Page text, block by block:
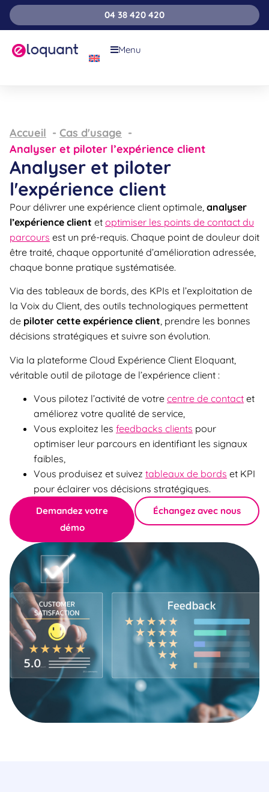
04 38 420 420
Menu
Accueil
Cas d'usage
Analyser et piloter l’expérience client
Analyser et piloter
l'expérience client
Pour délivrer une expérience client optimale, analyser
l’expérience client et optimiser les points de contact du
parcours est un pré-requis. Chaque point de douleur doit
être traité, chaque opportunité d’amélioration adressée,
chaque bonne pratique systématisée.
Via des tableaux de bords, des KPIs et l’exploitation de
la Voix du Client, des outils technologiques permettent
de piloter cette expérience client, prendre les bonnes
décisions stratégiques et suivre son évolution.
Via la plateforme Cloud Expérience Client Eloquant,
véritable outil de pilotage de l’expérience client :
Vous pilotez l’activité de votre centre de contact et
améliorez votre qualité de service,
Vous exploitez les feedbacks clients pour
optimiser leur parcours en identifiant les signaux
faibles,
Vous produisez et suivez tableaux de bords et KPI
pour éclairer vos décisions stratégiques.
Demandez votre
démo
Échangez avec nous